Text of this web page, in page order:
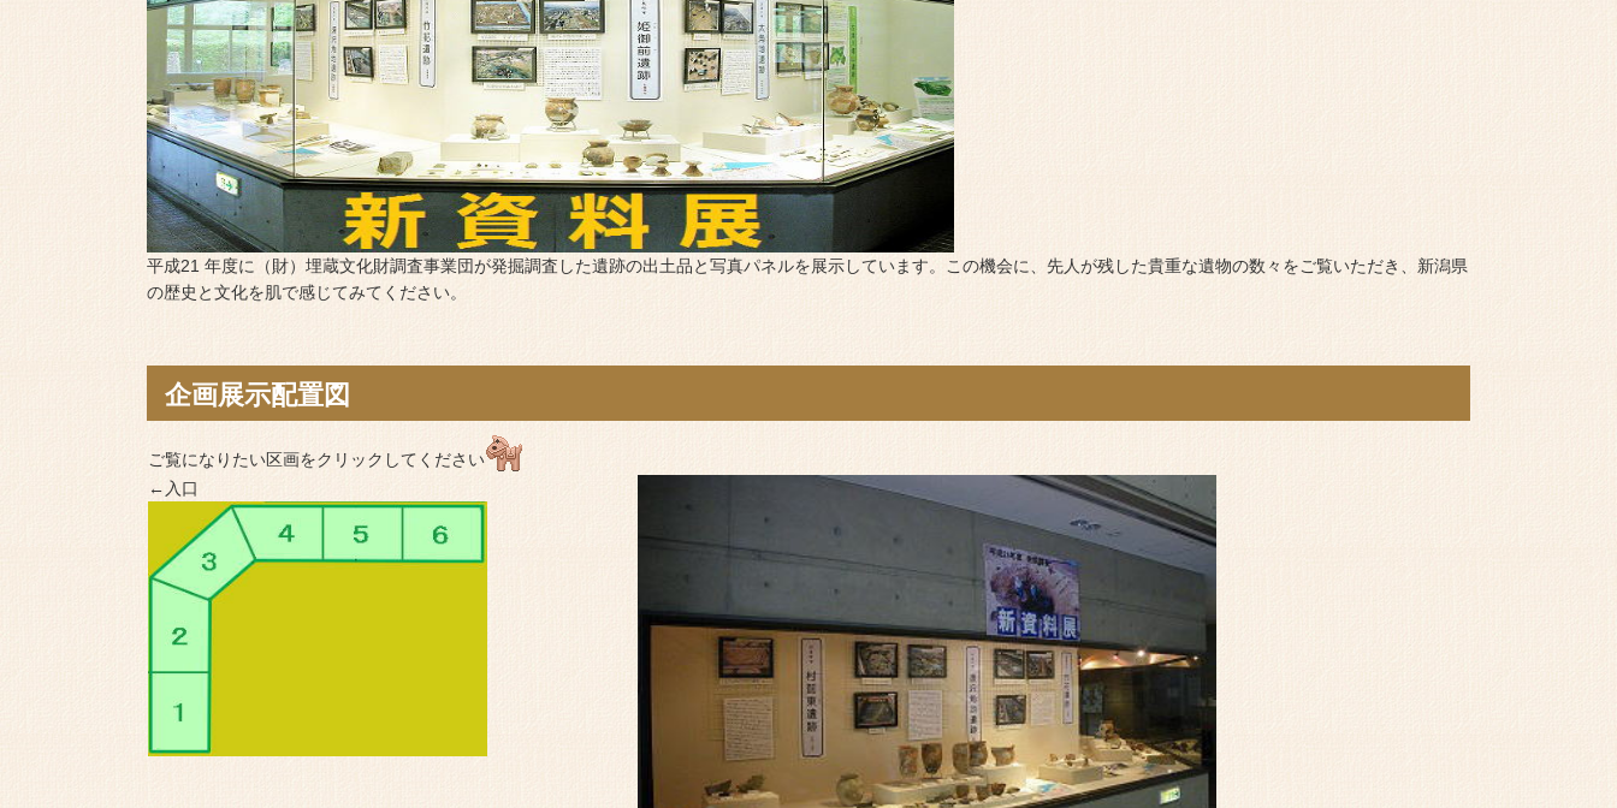
平成21 年度に（財）埋蔵文化財調査事業団が発掘調査した遺跡の出土品と写真パネルを展示しています。この機会に、先人が残した貴重な遺物の数々をご覧いただき、新潟県
の歴史と文化を肌で感じてみてください。
企画展示配置図
ご覧になりたい区画をクリックしてください
←入口